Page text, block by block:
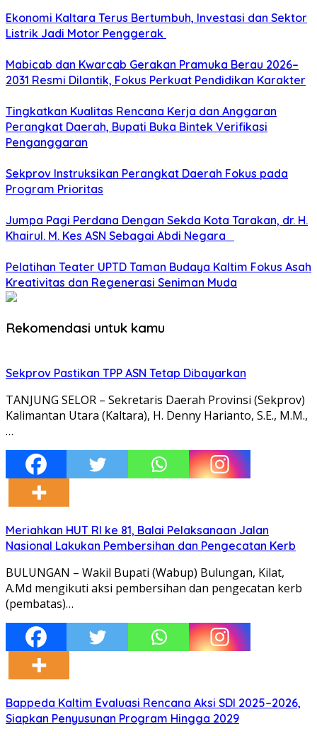
Ekonomi Kaltara Terus Bertumbuh, Investasi dan Sektor
Listrik Jadi Motor Penggerak
Mabicab dan Kwarcab Gerakan Pramuka Berau 2026–
2031 Resmi Dilantik, Fokus Perkuat Pendidikan Karakter
Tingkatkan Kualitas Rencana Kerja dan Anggaran
Perangkat Daerah, Bupati Buka Bintek Verifikasi
Penganggaran
Sekprov Instruksikan Perangkat Daerah Fokus pada
Program Prioritas
Jumpa Pagi Perdana Dengan Sekda Kota Tarakan, dr. H.
Khairul. M. Kes ASN Sebagai Abdi Negara
Pelatihan Teater UPTD Taman Budaya Kaltim Fokus Asah
Kreativitas dan Regenerasi Seniman Muda
Rekomendasi untuk kamu
Sekprov Pastikan TPP ASN Tetap Dibayarkan
TANJUNG SELOR – Sekretaris Daerah Provinsi (Sekprov)
Kalimantan Utara (Kaltara), H. Denny Harianto, S.E., M.M.,
…
Meriahkan HUT RI ke 81, Balai Pelaksanaan Jalan
Nasional Lakukan Pembersihan dan Pengecatan Kerb
BULUNGAN – Wakil Bupati (Wabup) Bulungan, Kilat,
A.Md mengikuti aksi pembersihan dan pengecatan kerb
(pembatas)…
Bappeda Kaltim Evaluasi Rencana Aksi SDI 2025–2026,
Siapkan Penyusunan Program Hingga 2029